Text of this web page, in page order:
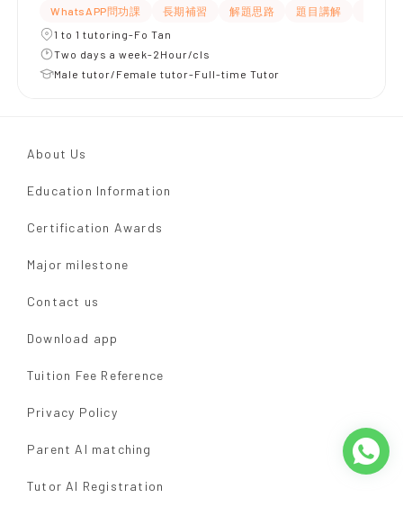
WhatsAPP問功課 長期補習 解題思路 題目講解
1 to 1 tutoring-Fo Tan
Two days a week-2Hour/cls
Male tutor/Female tutor-Full-time Tutor
About Us
Education Information
Certification Awards
Major milestone
Contact us
Download app
Tuition Fee Reference
Privacy Policy
Parent AI matching
Tutor AI Registration